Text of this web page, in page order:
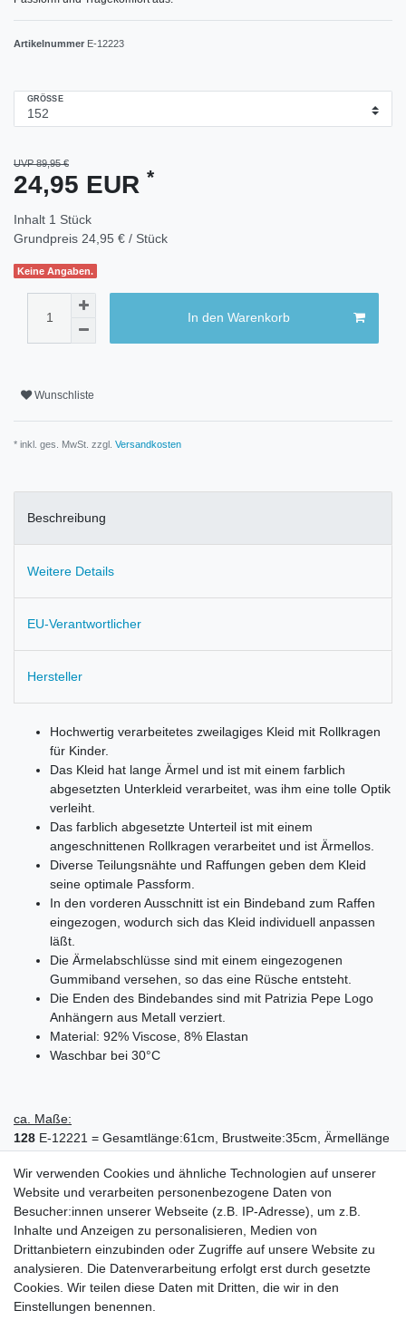
Artikelnummer E-12223
GRÖSSE
UVP 89,95 €
24,95 EUR *
Inhalt 1 Stück
Grundpreis 24,95 € / Stück
Keine Angaben.
In den Warenkorb
Wunschliste
* inkl. ges. MwSt. zzgl. Versandkosten
Beschreibung
Weitere Details
EU-Verantwortlicher
Hersteller
Hochwertig verarbeitetes zweilagiges Kleid mit Rollkragen
für Kinder.
Das Kleid hat lange Ärmel und ist mit einem farblich
abgesetzten Unterkleid verarbeitet, was ihm eine tolle Optik
verleiht.
Das farblich abgesetzte Unterteil ist mit einem
angeschnittenen Rollkragen verarbeitet und ist Ärmellos.
Diverse Teilungsnähte und Raffungen geben dem Kleid
seine optimale Passform.
In den vorderen Ausschnitt ist ein Bindeband zum Raffen
eingezogen, wodurch sich das Kleid individuell anpassen
läßt.
Die Ärmelabschlüsse sind mit einem eingezogenen
Gummiband versehen, so das eine Rüsche entsteht.
Die Enden des Bindebandes sind mit Patrizia Pepe Logo
Anhängern aus Metall verziert.
Material: 92% Viscose, 8% Elastan
Waschbar bei 30°C
ca. Maße:
128 E-12221 = Gesamtlänge:61cm, Brustweite:35cm, Ärmellänge
140E-12222 = Gesamtlänge:64cm, Brustweite:35cm, Ärmellänge
(ab Halsloch):59cm
152E-12223 = Gesamtlänge:70cm, Brustweite:37cm, Ärmellänge
(ab Halsloch):64cm
Wir verwenden Cookies und ähnliche Technologien auf unserer
Website und verarbeiten personenbezogene Daten von
Besucher:innen unserer Webseite (z.B. IP-Adresse), um z.B.
Inhalte und Anzeigen zu personalisieren, Medien von
Drittanbietern einzubinden oder Zugriffe auf unsere Website zu
analysieren. Die Datenverarbeitung erfolgt erst durch gesetzte
Cookies. Wir teilen diese Daten mit Dritten, die wir in den
Einstellungen benennen.